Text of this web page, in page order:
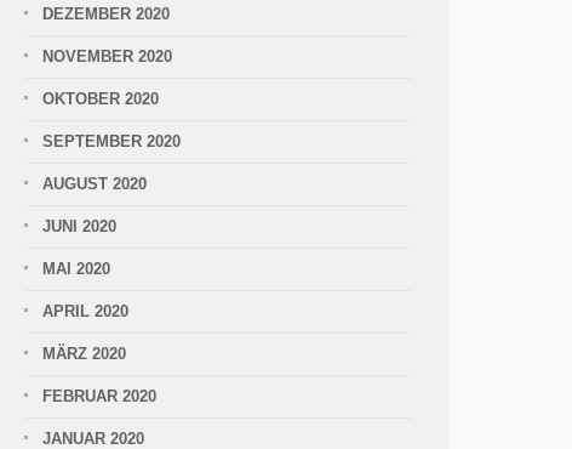
DEZEMBER 2020
NOVEMBER 2020
OKTOBER 2020
SEPTEMBER 2020
AUGUST 2020
JUNI 2020
MAI 2020
APRIL 2020
MÄRZ 2020
FEBRUAR 2020
JANUAR 2020